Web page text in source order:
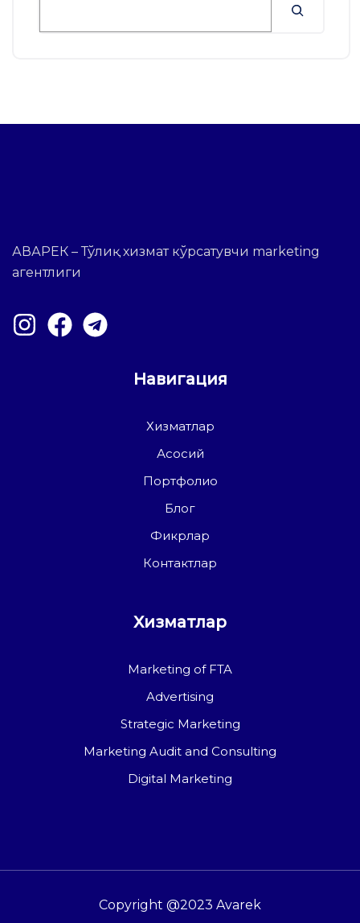
АВАРЕК – Тўлиқ хизмат кўрсатувчи marketing
агентлиги
Навигация
Хизматлар
Асосий
Портфолио
Блог
Фикрлар
Контактлар
Хизматлар
Marketing of FTA
Advertising
Strategic Marketing
Marketing Audit and Consulting
Digital Marketing
Copyright @2023 Avarek